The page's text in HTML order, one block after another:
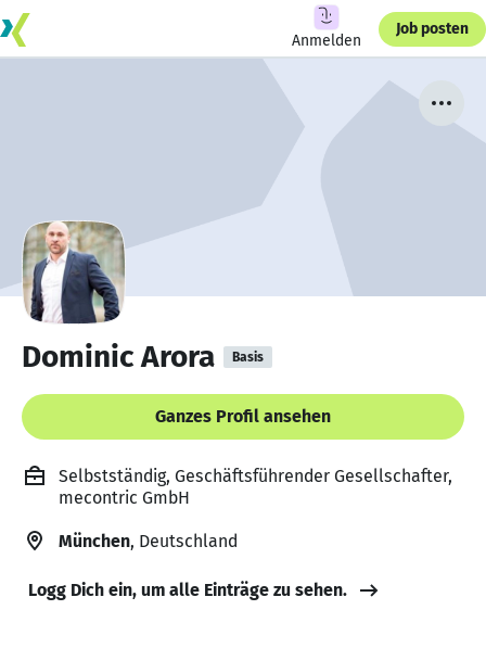
Anmelden
Job posten
Dominic Arora Basis
Ganzes Profil ansehen
Selbstständig, Geschäftsführender Gesellschafter,
mecontric GmbH
München, Deutschland
Logg Dich ein, um alle Einträge zu sehen.